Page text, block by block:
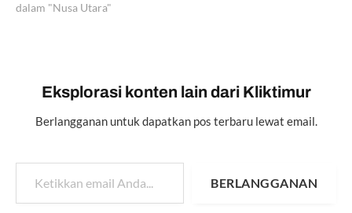
dalam "Nusa Utara"
Eksplorasi konten lain dari Kliktimur
Berlangganan untuk dapatkan pos terbaru lewat email.
Ketikkan email Anda...
BERLANGGANAN